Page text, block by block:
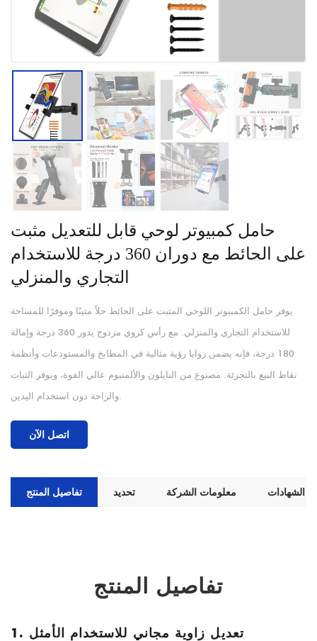
حامل كمبيوتر لوحي قابل للتعديل مثبت
على الحائط مع دوران 360 درجة للاستخدام
التجاري والمنزلي
يوفر حامل الكمبيوتر اللوحي المثبت على الحائط حلاً متينًا وموفرًا للمساحة
للاستخدام التجاري والمنزلي. مع رأس كروي مزدوج يدور 360 درجة وإمالة
180 درجة، فإنه يضمن زوايا رؤية مثالية في المطابخ والمستودعات وأنظمة
نقاط البيع بالتجزئة. مصنوع من النايلون والألمنيوم عالي القوة، ويوفر الثبات
اتصل الآن
تفاصيل المنتج تحديد معلومات الشركة الشهادات
تفاصيل المنتج
1. تعديل زاوية مجاني للاستخدام الأمثل